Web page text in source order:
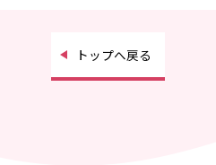
トップへ戻る